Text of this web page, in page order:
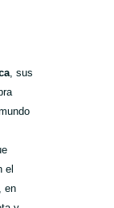
, sus
el
en